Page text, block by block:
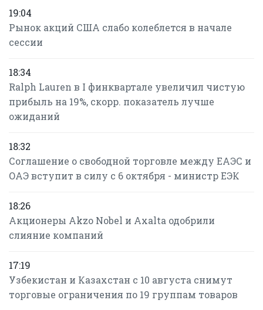
19:04
Рынок акций США слабо колеблется в начале
сессии
18:34
Ralph Lauren в I финквартале увеличил чистую
прибыль на 19%, скорр. показатель лучше
ожиданий
18:32
Соглашение о свободной торговле между ЕАЭС и
ОАЭ вступит в силу с 6 октября - министр ЕЭК
18:26
Акционеры Akzo Nobel и Axalta одобрили
слияние компаний
17:19
Узбекистан и Казахстан с 10 августа снимут
торговые ограничения по 19 группам товаров